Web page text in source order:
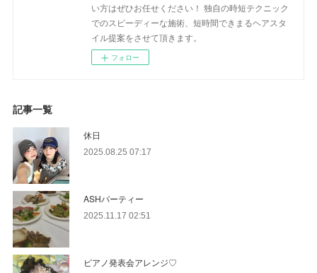
い方はぜひお任せください！ 独自の時短テクニック
でのスピーディーな施術、短時間できまるヘアスタ
イル提案をさせて頂きます。
フォロー
記事一覧
休日
2025.08.25 07:17
ASHパーティー
2025.11.17 02:51
ピアノ発表会アレンジ♡